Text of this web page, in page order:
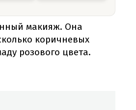
макияж. Она
коричневых
розового цвета.